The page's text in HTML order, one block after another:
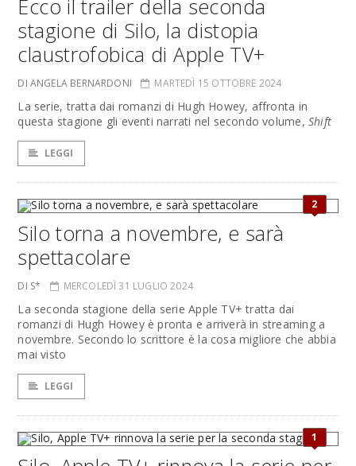
Ecco il trailer della seconda
stagione di Silo, la distopia
claustrofobica di Apple TV+
DI ANGELA BERNARDONI MARTEDÌ 15 OTTOBRE 2024
La serie, tratta dai romanzi di Hugh Howey, affronta in
questa stagione gli eventi narrati nel secondo volume, Shift
LEGGI
2
Silo torna a novembre, e sarà
spettacolare
DI S* MERCOLEDÌ 31 LUGLIO 2024
La seconda stagione della serie Apple TV+ tratta dai
romanzi di Hugh Howey è pronta e arriverà in streaming a
novembre. Secondo lo scrittore è la cosa migliore che abbia
mai visto
LEGGI
1